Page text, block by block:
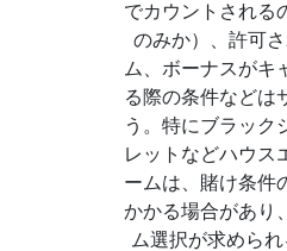
でカウントされる
のみか）、許可
ム、ボーナスがキ
る際の条件などは
う。特にブラック
レットなどハウス
ームは、賭け条件
かかる場合があり
ム選択が求めら